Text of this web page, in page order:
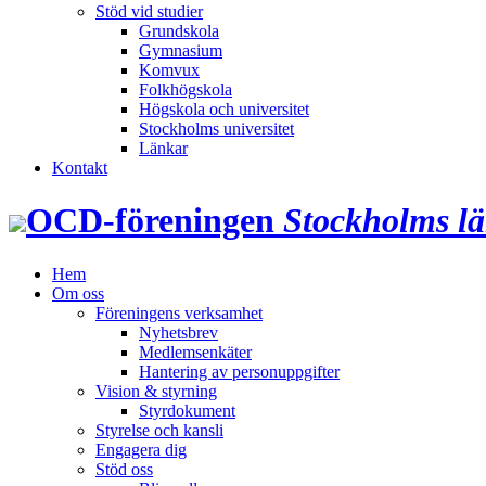
Stöd vid studier
Grundskola
Gymnasium
Komvux
Folkhögskola
Högskola och universitet
Stockholms universitet
Länkar
Kontakt
OCD‑föreningen Stockholms
Hem
Om oss
Föreningens verksamhet
Nyhetsbrev
Medlemsenkäter
Hantering av personuppgifter
Vision & styrning
Styrdokument
Styrelse och kansli
Engagera dig
Stöd oss